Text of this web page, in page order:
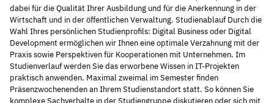
dabei für die Qualität Ihrer Ausbildung und für die Anerkennung in der
Wirtschaft und in der öffentlichen Verwaltung. Studienablauf Durch die
Wahl Ihres persönlichen Studienprofils: Digital Business oder Digital
Development ermöglichen wir Ihnen eine optimale Verzahnung mit der
Praxis sowie Perspektiven für Kooperationen mit Unternehmen. Im
Studienverlauf werden Sie das erworbene Wissen in IT-Projekten
praktisch anwenden. Maximal zweimal im Semester finden
Präsenzwochenenden an Ihrem Studienstandort statt. So können Sie
komplexe Sachverhalte in der Studiengruppe diskutieren oder sich mit